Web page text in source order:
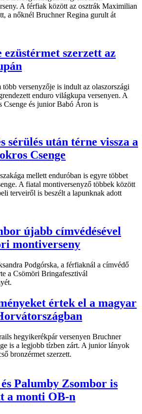
A férfiak között az osztrák Maximilian
a nőknél Bruchner Regina gurult át
ezüstérmet szerzett az
versenyzője is indult az olaszországi
enduro világkupa versenyen. A
Csenge és junior Babó Áron is
sérülés után térne vissza a
Csenge
mellett enduróban is egyre többet
A fiatal montiversenyző többek között
terveiről is beszélt a lapunknak adott
újabb címvédésével
montiverseny
Podgórska, a férfiaknál a címvédő
a Csömöri Bringafesztivál
értek el a magyar
hegyikerékpár versenyen Bruchner
is a legjobb tízben zárt. A junior lányok
bronzérmet szerzett.
Palumby Zsombor is
a monti OB-n